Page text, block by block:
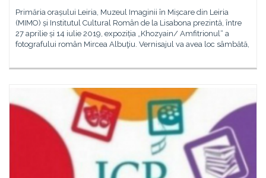
Primăria orașului Leiria, Muzeul Imaginii în Mișcare din Leiria
(MIMO) și Institutul Cultural Român de la Lisabona prezintă, între
27 aprilie și 14 iulie 2019, expoziția „Khozyain/ Amfitrionul“ a
fotografului român Mircea Albuţiu. Vernisajul va avea loc sâmbătă,